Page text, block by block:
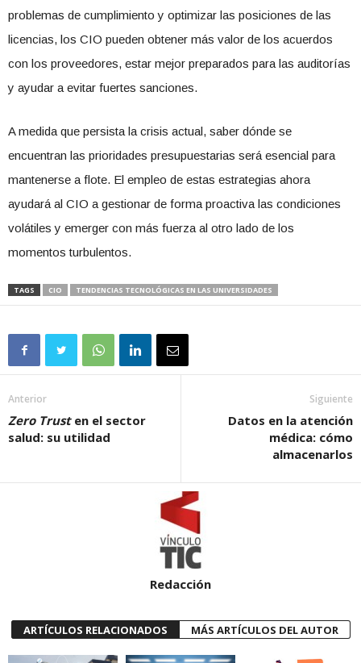
problemas de cumplimiento y optimizar las posiciones de las
licencias, los CIO pueden obtener más valor de los acuerdos
con los proveedores, estar mejor preparados para las auditorías
y ayudar a evitar fuertes sanciones.
A medida que persista la crisis actual, saber dónde se
encuentran las prioridades presupuestarias será esencial para
mantenerse a flote. El empleo de estas estrategias ahora
ayudará al CIO a gestionar de forma proactiva las condiciones
volátiles y emerger con más fuerza al otro lado de los
momentos turbulentos.
TAGS CIO TENDENCIAS TECNOLÓGICAS EN LAS UNIVERSIDADES
Anterior
Zero Trusten el sector
salud: su utilidad
Siguiente
Datos en la atención
médica: cómo
almacenarlos
Redacción
ARTÍCULOS RELACIONADOS MÁS ARTÍCULOS DEL AUTOR